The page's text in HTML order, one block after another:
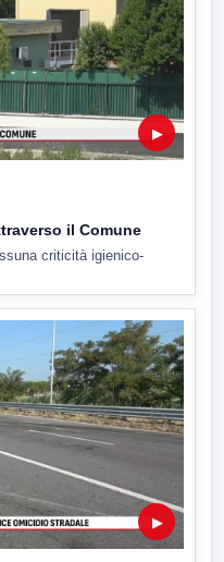
▶
il Comune
criticità igienico-
▶